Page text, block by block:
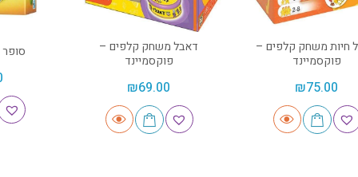
חיות משחק קלפים –
פוקסמיינד
₪75.00
דאבל משחק קלפים –
פוקסמיינד
₪69.00
סופר